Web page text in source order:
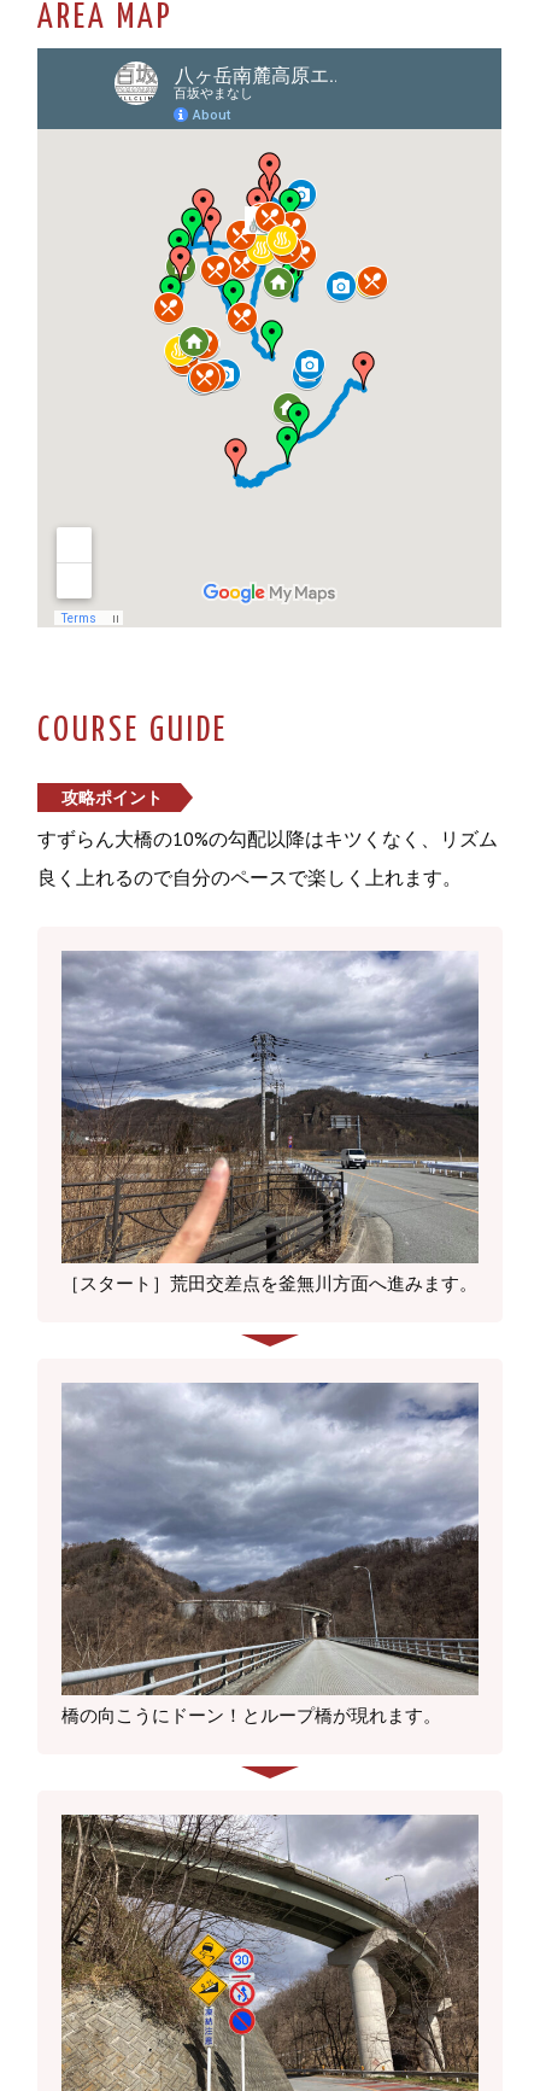
AREA MAP
COURSE GUIDE
攻略ポイント
すずらん大橋の10%の勾配以降はキツくなく、リズム
良く上れるので自分のペースで楽しく上れます。
［スタート］荒田交差点を釜無川方面へ進みます。
橋の向こうにドーン！とループ橋が現れます。